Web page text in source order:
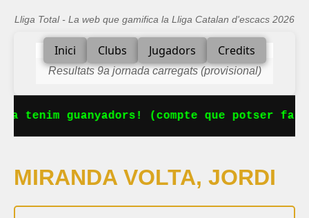
Lliga Total - La web que gamifica la Lliga Catalan d'escacs 2026
Inici Clubs Jugadors Credits
Resultats 9a jornada carregats (provisional)
tenim guanyadors! (compte que potser
MIRANDA VOLTA, JORDI